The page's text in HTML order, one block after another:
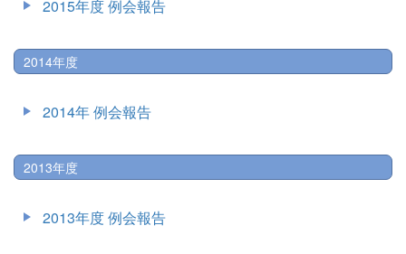
2015年度 例会報告
2014年度
2014年 例会報告
2013年度
2013年度 例会報告